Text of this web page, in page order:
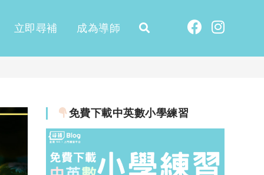
立即尋補 成為導師
免費下載中英數小學練習